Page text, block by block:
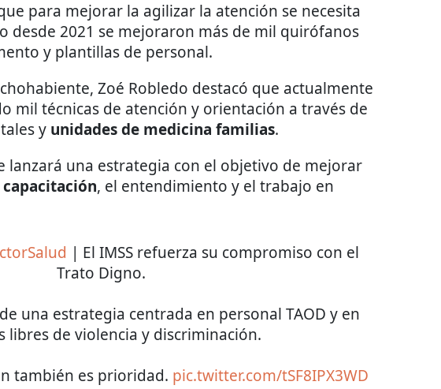
para mejorar la agilizar la atención se necesita
desde 2021 se mejoraron más de mil quirófanos
y plantillas de personal.
Zoé Robledo destacó que actualmente
mil técnicas de atención y orientación a través de
y unidades de medicina familias.
lanzará una estrategia con el objetivo de mejorar
capacitación, el entendimiento y el trabajo en
| El IMSS refuerza su compromiso con el
Trato Digno.
una estrategia centrada en personal TAOD y en
libres de violencia y discriminación.
también es prioridad. pic.twitter.com/tSF8IPX3WD